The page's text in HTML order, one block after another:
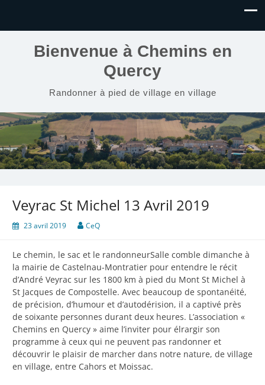
Bienvenue à Chemins en
Quercy
Randonner à pied de village en village
Veyrac St Michel 13 Avril 2019
23 avril 2019 CeQ
Le chemin, le sac et le randonneurSalle comble dimanche à
la mairie de Castelnau-Montratier pour entendre le récit
d’André Veyrac sur les 1800 km à pied du Mont St Michel à
St Jacques de Compostelle. Avec beaucoup de spontanéité,
de précision, d’humour et d’autodérision, il a captivé près
de soixante personnes durant deux heures. L’association «
Chemins en Quercy » aime l’inviter pour élrargir son
programme à ceux qui ne peuvent pas randonner et
découvrir le plaisir de marcher dans notre nature, de village
en village, entre Cahors et Moissac.